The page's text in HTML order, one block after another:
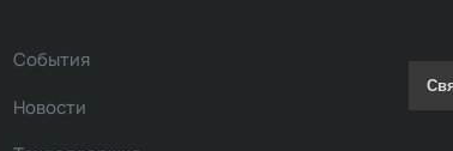
События
Новости